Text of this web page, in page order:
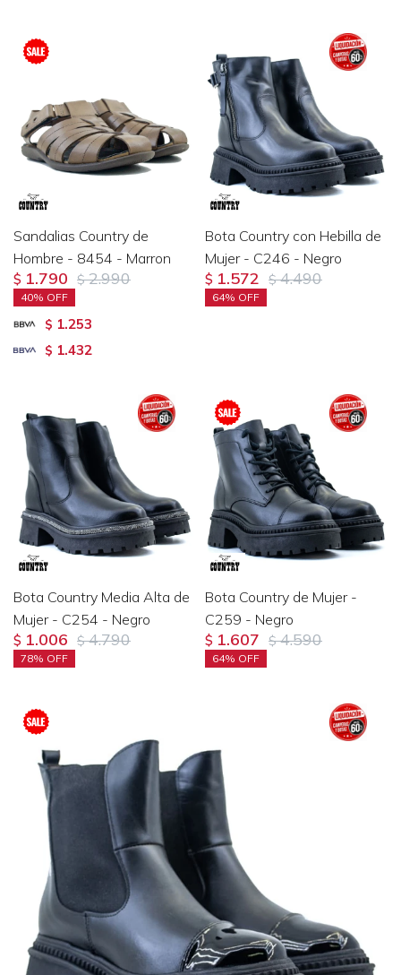
Sandalias Country de
Hombre - 8454 - Marron
$ 1.790 $ 2.990
40
$ 1.253
$ 1.432
Bota Country con Hebilla de
Mujer - C246 - Negro
$ 1.572 $ 4.490
64
Bota Country Media Alta de
Mujer - C254 - Negro
$ 1.006 $ 4.790
78
Bota Country de Mujer -
C259 - Negro
$ 1.607 $ 4.590
64